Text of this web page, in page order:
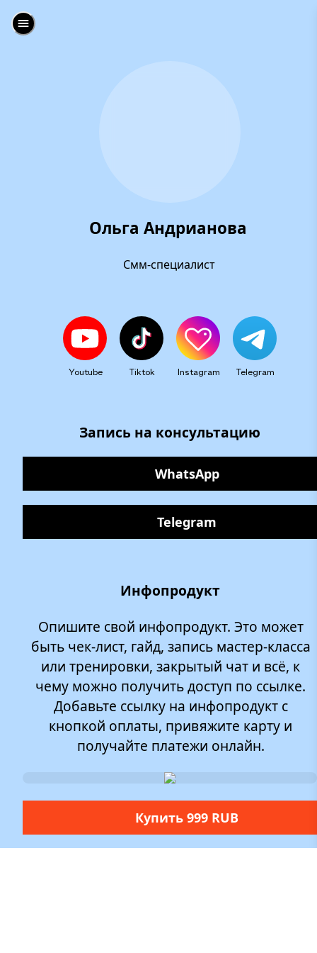
Ольга Андрианова
Смм-специалист
Youtube Tiktok Instagram Telegram
Запись на консультацию
WhatsApp
Telegram
Инфопродукт
Опишите свой инфопродукт. Это может
быть чек-лист, гайд, запись мастер-класса
или тренировки, закрытый чат и всё, к
чему можно получить доступ по ссылке.
Добавьте ссылку на инфопродукт с
кнопкой оплаты, привяжите карту и
получайте платежи онлайн.
Купить 999 RUB